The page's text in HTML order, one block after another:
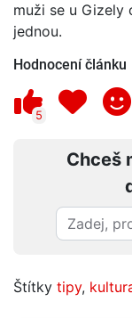
muži se u Gizely
jednou.
Hodnocení článku
5
Chceš
Štítky tipy,